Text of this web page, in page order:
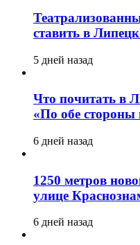
ставить в
5 дней назад
Что почитать в
«По обе
6 дней назад
1250 метров
улице
6 дней назад